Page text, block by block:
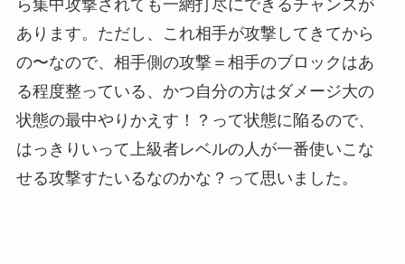
ら集中攻撃されても一網打尽にできるチャンスが
あります。ただし、これ相手が攻撃してきてから
の〜なので、相手側の攻撃＝相手のブロックはあ
る程度整っている、かつ自分の方はダメージ大の
状態の最中やりかえす！？って状態に陥るので、
はっきりいって上級者レベルの人が一番使いこな
せる攻撃すたいるなのかな？って思いました。